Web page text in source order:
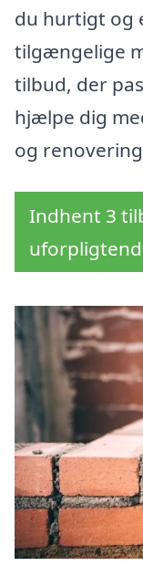
du hurtigt og
tilgængelige
tilbud, der
hjælpe dig
og
Indhent 3